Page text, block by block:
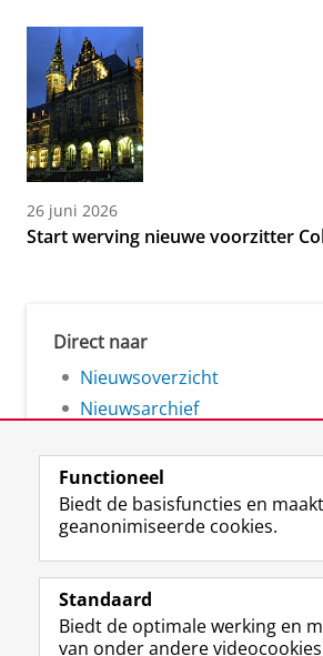
26 juni 2026
Start werving nieuwe voorzitter
Direct naar
Nieuwsoverzicht
Nieuwsarchief
Volg de RUG
F
a
e
L
i
k
Studiekiezers
Functioneel
Biedt de basisfuncties en
geanonimiseerde cookies.
Standaard
Biedt de optimale werking en
van onder andere